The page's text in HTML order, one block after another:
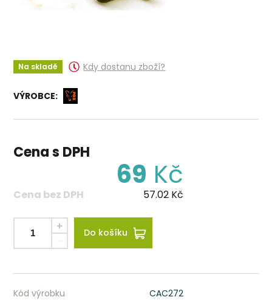
Na skladě Kdy dostanu zboží?
VÝROBCE:
Cena s DPH
69 Kč
Cena bez DPH 57.02 Kč
Do košíku
Kód výrobku
CAC272